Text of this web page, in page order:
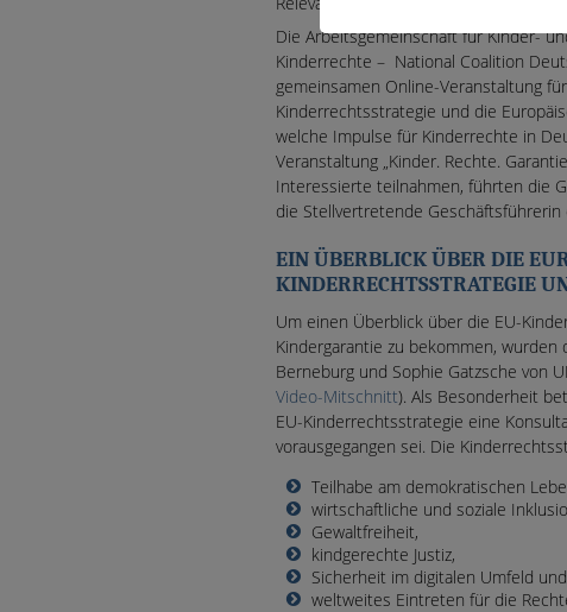
Die Arbeitsgemeinschaft für Kinder-
Kinderrechte – National Coalition
gemeinsamen Online-Veranstaltung
Kinderrechtsstrategie und die
welche Impulse für Kinderrechte in
Veranstaltung „Kinder. Rechte.
Interessierte teilnahmen, führten die
die Stellvertretende
EIN ÜBERBLICK ÜBER DIE
KINDERRECHTSSTRATEGIE
Um einen Überblick über die EU-
Kindergarantie zu bekommen,
Berneburg und Sophie Gatzsche von
Video-Mitschnitt). Als Besonderheit
EU-Kinderrechtsstrategie eine
vorausgegangen sei. Die
Teilhabe am demokratischen
wirtschaftliche und soziale
Gewaltfreiheit,
kindgerechte Justiz,
Sicherheit im digitalen Umfeld und
weltweites Eintreten für die